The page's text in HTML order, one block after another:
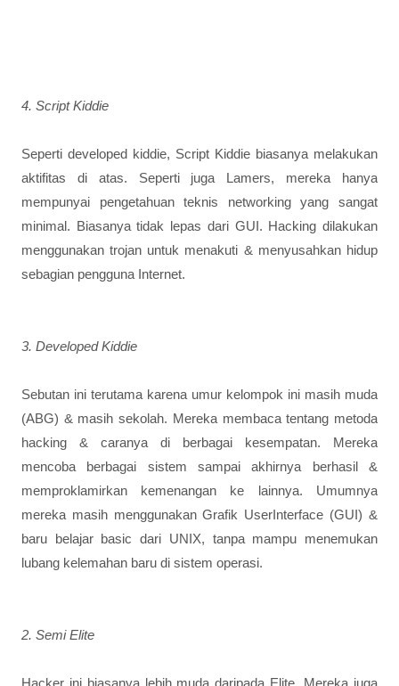
4. Script Kiddie
Seperti developed kiddie, Script Kiddie biasanya melakukan
aktifitas di atas. Seperti juga Lamers, mereka hanya
mempunyai pengetahuan teknis networking yang sangat
minimal. Biasanya tidak lepas dari GUI. Hacking dilakukan
menggunakan trojan untuk menakuti & menyusahkan hidup
sebagian pengguna Internet.
3. Developed Kiddie
Sebutan ini terutama karena umur kelompok ini masih muda
(ABG) & masih sekolah. Mereka membaca tentang metoda
hacking & caranya di berbagai kesempatan. Mereka
mencoba berbagai sistem sampai akhirnya berhasil &
memproklamirkan kemenangan ke lainnya. Umumnya
mereka masih menggunakan Grafik UserInterface (GUI) &
baru belajar basic dari UNIX, tanpa mampu menemukan
lubang kelemahan baru di sistem operasi.
2. Semi Elite
Hacker ini biasanya lebih muda daripada Elite. Mereka juga